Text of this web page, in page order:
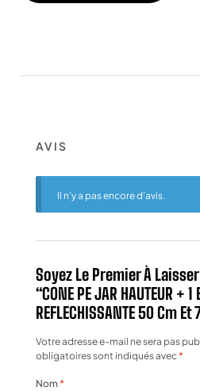
AVIS
Il n’y a pas encore d’avis.
Soyez Le Premier À
“CONE PE JAR HAUTEUR + 1
REFLECHISSANTE 50 Cm Et
Votre adresse e-mail ne sera pas
obligatoires sont indiqués avec*
Nom *